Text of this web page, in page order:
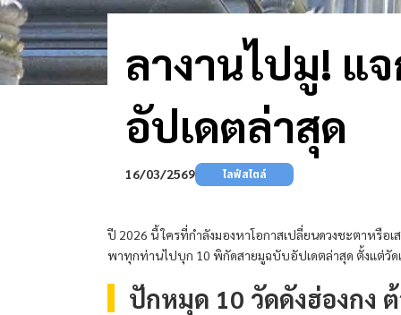
ลางานไปมู! แ
อัปเดตล่าสุด
16/03/2569 ไลฟ์สไตล์
ปี 2026 นี้ ใครที่กำลังมองหาโอกาสเปลี่ยนดวงชะตาหรือ
พาทุกท่านไปบุก 10 พิกัดสายมูฉบับอัปเดตล่าสุด ตั้งแต่วัด
ปักหมุด 10 วัดดังฮ่องกง